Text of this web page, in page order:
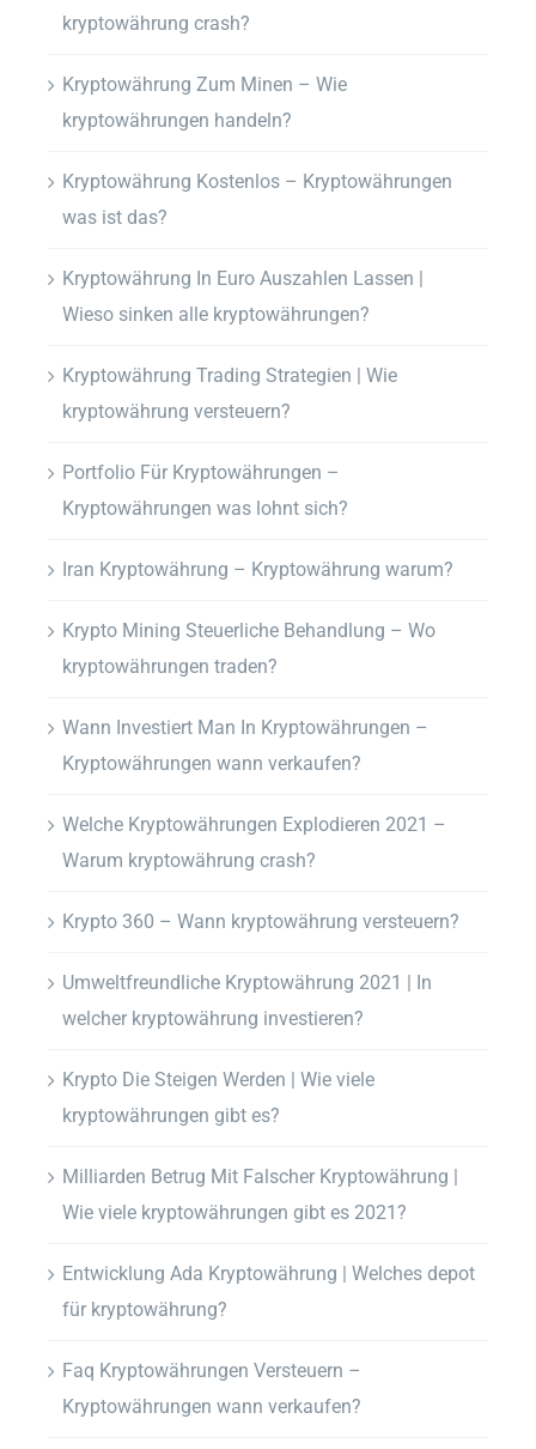
kryptowährung crash?
Kryptowährung Zum Minen – Wie
kryptowährungen handeln?
Kryptowährung Kostenlos – Kryptowährungen
was ist das?
Kryptowährung In Euro Auszahlen Lassen |
Wieso sinken alle kryptowährungen?
Kryptowährung Trading Strategien | Wie
kryptowährung versteuern?
Portfolio Für Kryptowährungen –
Kryptowährungen was lohnt sich?
Iran Kryptowährung – Kryptowährung warum?
Krypto Mining Steuerliche Behandlung – Wo
kryptowährungen traden?
Wann Investiert Man In Kryptowährungen –
Kryptowährungen wann verkaufen?
Welche Kryptowährungen Explodieren 2021 –
Warum kryptowährung crash?
Krypto 360 – Wann kryptowährung versteuern?
Umweltfreundliche Kryptowährung 2021 | In
welcher kryptowährung investieren?
Krypto Die Steigen Werden | Wie viele
kryptowährungen gibt es?
Milliarden Betrug Mit Falscher Kryptowährung |
Wie viele kryptowährungen gibt es 2021?
Entwicklung Ada Kryptowährung | Welches depot
für kryptowährung?
Faq Kryptowährungen Versteuern –
Kryptowährungen wann verkaufen?